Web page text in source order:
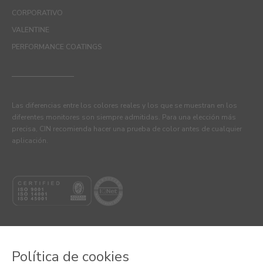
CORPORATIVO
VALENTINE
PERFORMANCE COATINGS
Las diferencias entre los colores reales y los que se muestran en los
diferentes monitores son siempre admitidas. Para una elección más
precisa, CIN recomienda hacer una prueba de color antes de cualquier
aplicación.
Política de cookies